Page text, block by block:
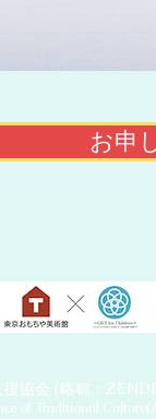
お申
協会 (略称：
of Traditional